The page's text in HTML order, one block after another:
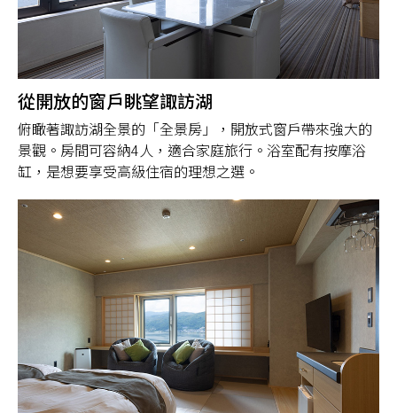
從開放的窗戶眺望諏訪湖
俯瞰著諏訪湖全景的「全景房」，開放式窗戶帶來強大的
景觀。房間可容納4人，適合家庭旅行。浴室配有按摩浴
缸，是想要享受高級住宿的理想之選。